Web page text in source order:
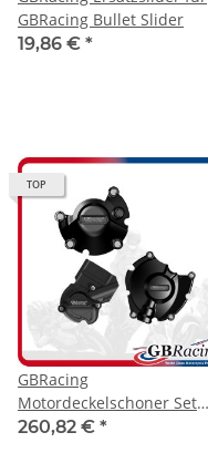
GBRacing Bullet Slider
19,86 € *
TOP
GBRacing
Motordeckelschoner Set
260,82 € *